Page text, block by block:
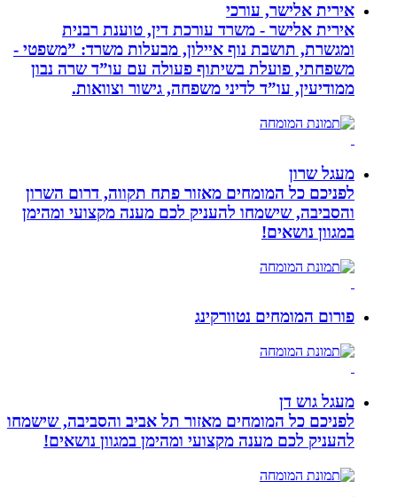
אירית אלישר, עורכי
אירית אלישר - משרד עורכת דין, טוענת רבנית
ומגשרת, תושבת נוף איילון, מבעלות משרד: ”משפטי -
משפחתי, פועלת בשיתוף פעולה עם עו”ד שרה נבון
ממודיעין, עו”ד לדיני משפחה, גישור וצוואות.
מעגל שרון
לפניכם כל המומחים מאזור פתח תקווה, דרום השרון
והסביבה, שישמחו להעניק לכם מענה מקצועי ומהימן
במגוון נושאים!
פורום המומחים נטוורקינג
מעגל גוש דן
לפניכם כל המומחים מאזור תל אביב והסביבה, שישמחו
להעניק לכם מענה מקצועי ומהימן במגוון נושאים!